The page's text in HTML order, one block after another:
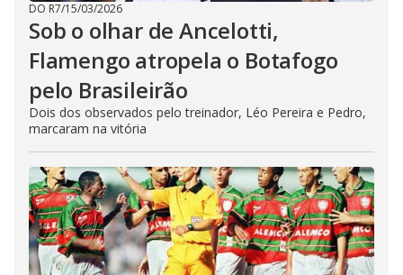
DO R7/15/03/2026
Sob o olhar de Ancelotti,
Flamengo atropela o Botafogo
pelo Brasileirão
Dois dos observados pelo treinador, Léo Pereira e Pedro,
marcaram na vitória